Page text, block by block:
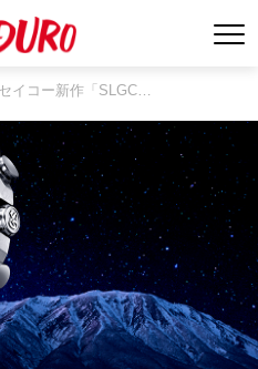
イコー新作「SLGC…